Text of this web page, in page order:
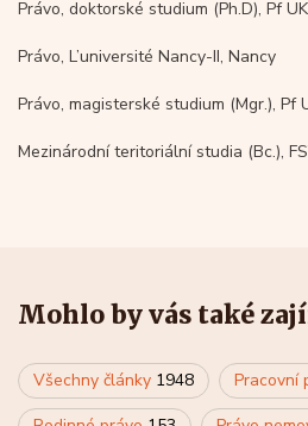
Právo, doktorské studium (Ph.D), Pf
Právo, L’université Nancy-II, Nancy
Právo, magisterské studium (Mgr.), Pf
Mezinárodní teritoriální studia (Bc.),
Mohlo by vás také
Všechny články 1948 Pracovní